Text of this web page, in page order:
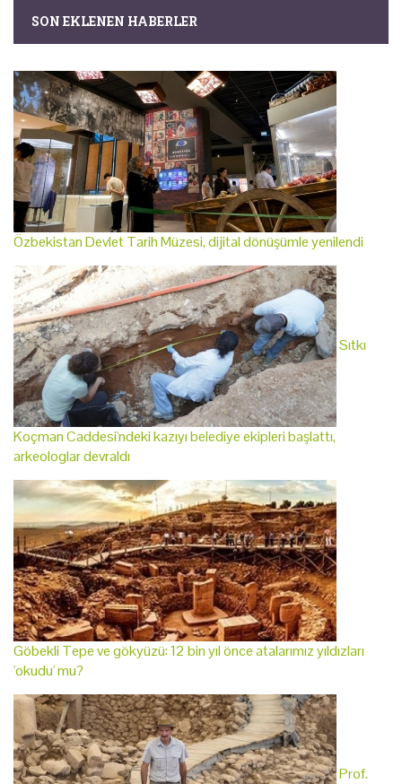
SON EKLENEN HABERLER
Özbekistan Devlet Tarih Müzesi, dijital dönüşümle yenilendi
Sıtkı
Koçman Caddesi'ndeki kazıyı belediye ekipleri başlattı,
arkeologlar devraldı
Göbekli Tepe ve gökyüzü: 12 bin yıl önce atalarımız yıldızları
'okudu' mu?
Prof.